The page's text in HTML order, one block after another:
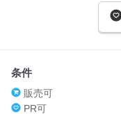
条件
販売可
PR可